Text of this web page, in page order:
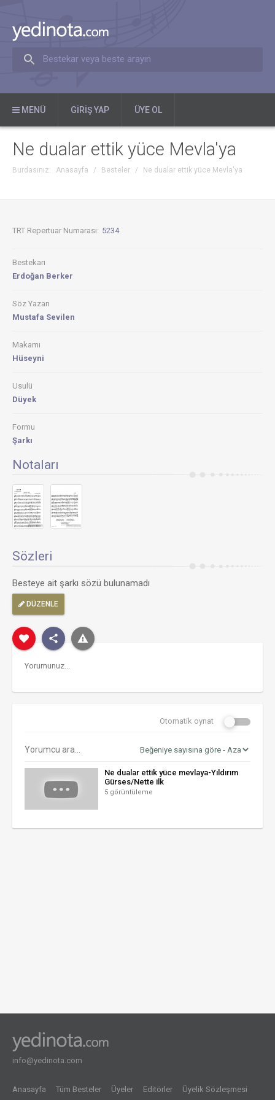
Bestekar veya beste arayın
MENÜ GIRIŞ YAP ÜYE OL
Ne dualar ettik yüce Mevla'ya
Burdasınız: Anasayfa / Besteler / Ne dualar ettik yüce Mevla'ya
TRT Repertuar Numarası: 5234
Bestekarı
Erdoğan Berker
Söz Yazarı
Mustafa Sevilen
Makamı
Hüseyni
Usulü
Düyek
Formu
Şarkı
Notaları
Sözleri
Besteye ait şarkı sözü bulunamadı
DÜZENLE
Otomatik oynat
Ne dualar ettik yüce mevlaya-Yıldırım
Gürses/Nette ilk
5 görüntüleme
info@yedinota.com
Anasayfa Tüm Besteler Üyeler Editörler Üyelik Sözleşmesi